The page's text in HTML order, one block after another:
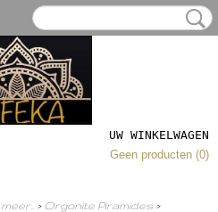
UW WINKELWAGEN
Geen producten (0)
> Orgonite Piramides >